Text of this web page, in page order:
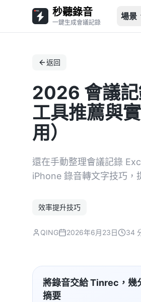
秒聽錄音
一鍵生成會議記錄
場景
返回
2026 會議
工具推薦與
用）
還在手動整理會議記錄
iPhone 錄音轉文字技巧，
效率提升技巧
QING 2026年6月23日 34
將錄音交給 Tinrec，幾
摘要